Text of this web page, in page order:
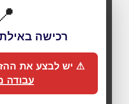
📍
רכישה באילת
⚠ יש לבצע את
עבודה